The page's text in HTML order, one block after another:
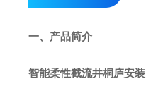
一、产品简介
智能柔性截流井桐庐安装